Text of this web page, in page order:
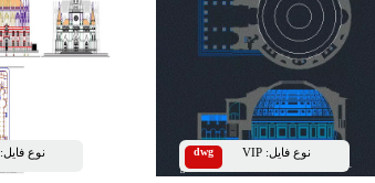
dwg نوع فایل: VIP نوع فایل: